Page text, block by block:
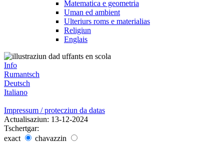
Matematica e geometria
Uman ed ambient
Ulteriurs roms e materialias
Religiun
Englais
Info
Rumantsch
Deutsch
Italiano
Impressum / protecziun da datas
Actualisaziun: 13-12-2024
Tschertgar:
exact
chavazzin